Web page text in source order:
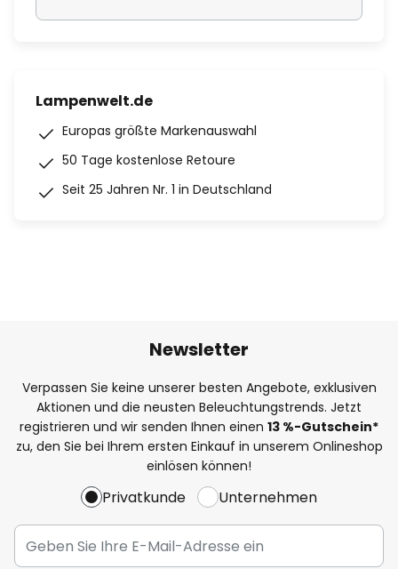
Lampenwelt.de
Europas größte Markenauswahl
50 Tage kostenlose Retoure
Seit 25 Jahren Nr. 1 in Deutschland
Newsletter
Verpassen Sie keine unserer besten Angebote, exklusiven
Aktionen und die neusten Beleuchtungstrends. Jetzt
registrieren und wir senden Ihnen einen 13 %-Gutschein*
zu, den Sie bei Ihrem ersten Einkauf in unserem Onlineshop
einlösen können!
Privatkunde Unternehmen